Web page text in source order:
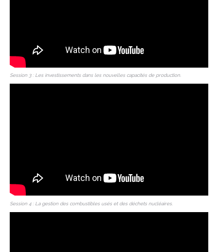
Session 3 : Les investissements dans les nouvelles capacités de production.
Session 4 : La gestion des combustibles usés et des déchets nucléaires.